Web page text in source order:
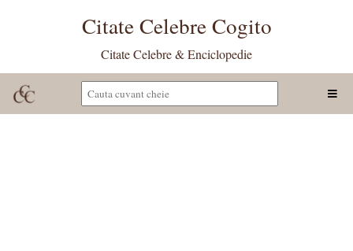
Citate Celebre Cogito
Citate Celebre & Enciclopedie